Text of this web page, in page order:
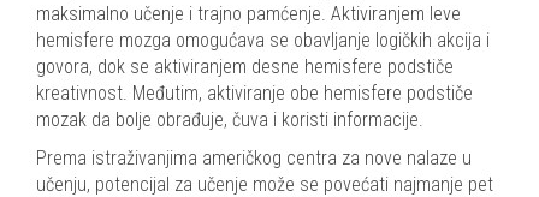
maksimalno učenje i trajno pamćenje. Aktiviranjem leve
hemisfere mozga omogućava se obavljanje logičkih akcija i
govora, dok se aktiviranjem desne hemisfere podstiče
kreativnost. Međutim, aktiviranje obe hemisfere podstiče
mozak da bolje obrađuje, čuva i koristi informacije.
Prema istraživanjima američkog centra za nove nalaze u
učenju, potencijal za učenje može se povećati najmanje pet